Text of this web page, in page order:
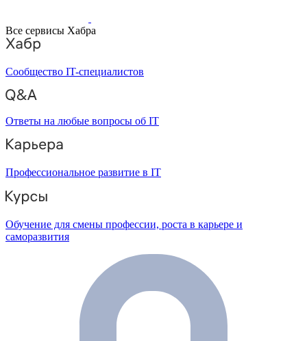
Все сервисы Хабра
Сообщество IT-специалистов
Ответы на любые вопросы об IT
Профессиональное развитие в IT
Обучение для смены профессии, роста в карьере и
саморазвития